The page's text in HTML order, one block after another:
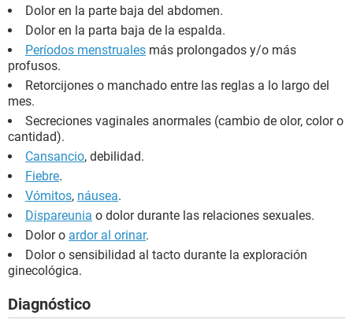
Dolor en la parte baja del abdomen.
Dolor en la parta baja de la espalda.
Períodos menstruales más prolongados y/o más
profusos.
Retorcijones o manchado entre las reglas a lo largo del
mes.
Secreciones vaginales anormales (cambio de olor, color o
cantidad).
Cansancio, debilidad.
Fiebre.
Vómitos, náusea.
Dispareunia o dolor durante las relaciones sexuales.
Dolor o ardor al orinar.
Dolor o sensibilidad al tacto durante la exploración
ginecológica.
Diagnóstico